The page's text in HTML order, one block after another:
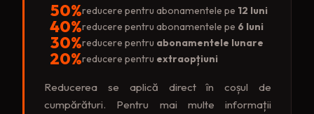
50%reducere pentru abonamentele pe 12 luni
40%reducere pentru abonamentele pe 6 luni
30%reducere pentru abonamentele lunare
20%reducere pentru extraopțiuni
Reducerea se aplică direct în coșul de
cumpărături. Pentru mai multe informații